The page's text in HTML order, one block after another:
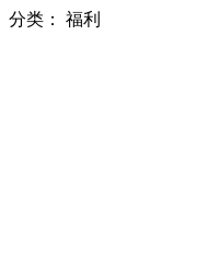
分类： 福利